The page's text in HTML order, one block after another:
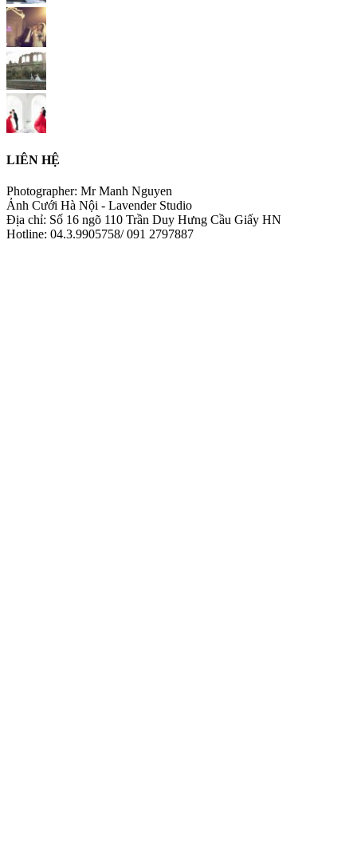
LIÊN HỆ
Photographer: Mr Manh Nguyen
Ảnh Cưới Hà Nội - Lavender Studio
Địa chỉ: Số 16 ngõ 110 Trần Duy Hưng Cầu Giấy HN
Hotline: 04.3.9905758/ 091 2797887